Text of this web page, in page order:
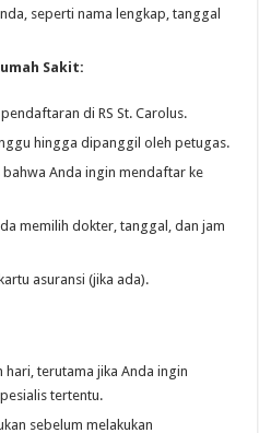
seperti nama lengkap, tanggal
Sakit:
di RS St. Carolus.
hingga dipanggil oleh petugas.
Anda ingin mendaftar ke
memilih dokter, tanggal, dan jam
asuransi (jika ada).
terutama jika Anda ingin
tertentu.
sebelum melakukan